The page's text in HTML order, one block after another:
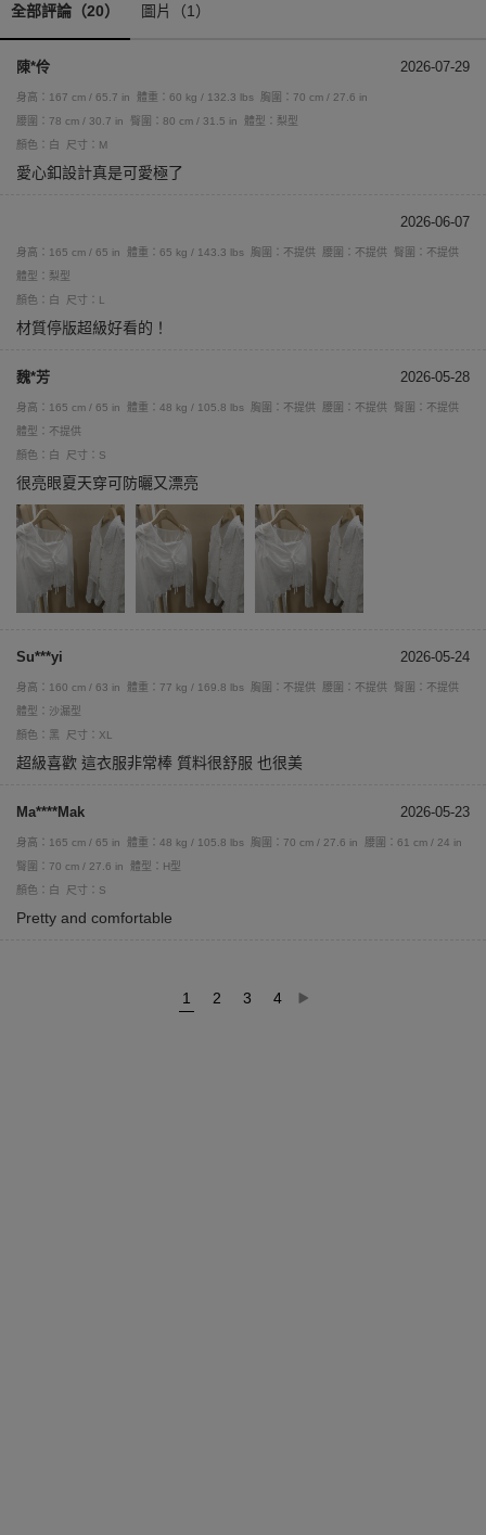
全部評論（20） 圖片（1）
陳*伶 2026-07-29
身高：167 cm / 65.7 in 體重：60 kg / 132.3 lbs
胸圍：70 cm / 27.6 in
腰圍：78 cm / 30.7 in
臀圍：80 cm / 31.5 in
體型：梨型
顏色：白
尺寸：M
愛心釦設計真是可愛極了
2026-06-07
身高：165 cm / 65 in 體重：65 kg / 143.3 lbs 胸圍：不提供 腰圍：不提供
臀圍：不提供
體型：梨型
顏色：白
尺寸：L
材質停版超級好看的！
魏*芳 2026-05-28
身高：165 cm / 65 in 體重：48 kg / 105.8 lbs 胸圍：不提供 腰圍：不提供
臀圍：不提供
體型：不提供
顏色：白
尺寸：S
很亮眼夏天穿可防曬又漂亮
Su***yi 2026-05-24
身高：160 cm / 63 in 體重：77 kg / 169.8 lbs 胸圍：不提供 腰圍：不提供
臀圍：不提供
體型：沙漏型
顏色：黑
尺寸：XL
超級喜歡 這衣服非常棒 質料很舒服 也很美
Ma****Mak 2026-05-23
身高：165 cm / 65 in 體重：48 kg / 105.8 lbs 胸圍：70 cm / 27.6 in
腰圍：61 cm / 24 in
臀圍：70 cm / 27.6 in
體型：H型
顏色：白
尺寸：S
Pretty and comfortable
1 2 3 4